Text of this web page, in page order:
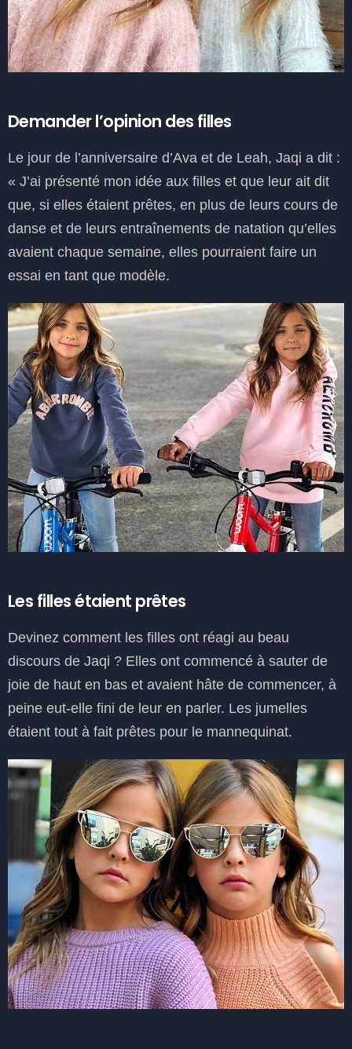
Demander l’opinion des filles
Le jour de l’anniversaire d’Ava et de Leah, Jaqi a dit :
« J’ai présenté mon idée aux filles et que leur ait dit
que, si elles étaient prêtes, en plus de leurs cours de
danse et de leurs entraînements de natation qu’elles
avaient chaque semaine, elles pourraient faire un
essai en tant que modèle.
Les filles étaient prêtes
Devinez comment les filles ont réagi au beau
discours de Jaqi ? Elles ont commencé à sauter de
joie de haut en bas et avaient hâte de commencer, à
peine eut-elle fini de leur en parler. Les jumelles
étaient tout à fait prêtes pour le mannequinat.